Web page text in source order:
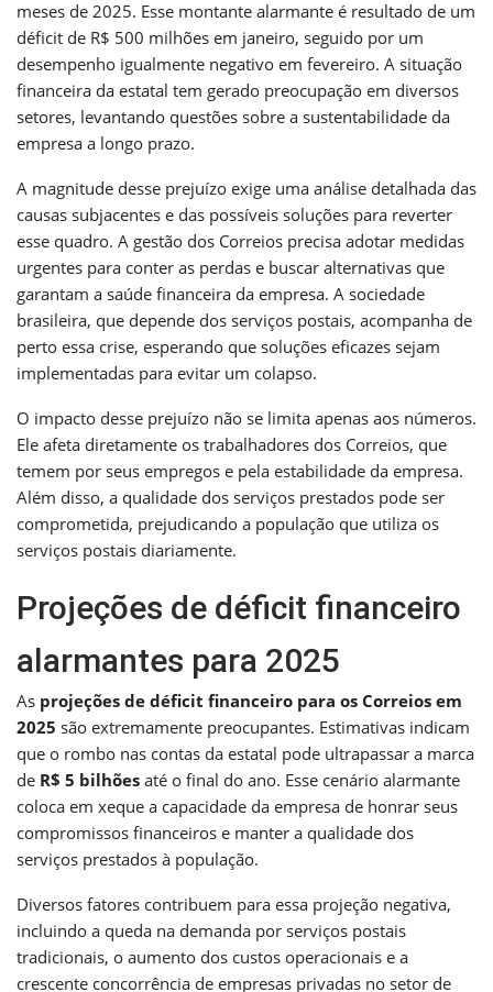
meses de 2025. Esse montante alarmante é resultado de um
déficit de R$ 500 milhões em janeiro, seguido por um
desempenho igualmente negativo em fevereiro. A situação
financeira da estatal tem gerado preocupação em diversos
setores, levantando questões sobre a sustentabilidade da
empresa a longo prazo.
A magnitude desse prejuízo exige uma análise detalhada das
causas subjacentes e das possíveis soluções para reverter
esse quadro. A gestão dos Correios precisa adotar medidas
urgentes para conter as perdas e buscar alternativas que
garantam a saúde financeira da empresa. A sociedade
brasileira, que depende dos serviços postais, acompanha de
perto essa crise, esperando que soluções eficazes sejam
implementadas para evitar um colapso.
O impacto desse prejuízo não se limita apenas aos números.
Ele afeta diretamente os trabalhadores dos Correios, que
temem por seus empregos e pela estabilidade da empresa.
Além disso, a qualidade dos serviços prestados pode ser
comprometida, prejudicando a população que utiliza os
serviços postais diariamente.
Projeções de déficit financeiro
alarmantes para 2025
As projeções de déficit financeiro para os Correios em
2025 são extremamente preocupantes. Estimativas indicam
que o rombo nas contas da estatal pode ultrapassar a marca
de R$ 5 bilhões até o final do ano. Esse cenário alarmante
coloca em xeque a capacidade da empresa de honrar seus
compromissos financeiros e manter a qualidade dos
serviços prestados à população.
Diversos fatores contribuem para essa projeção negativa,
incluindo a queda na demanda por serviços postais
tradicionais, o aumento dos custos operacionais e a
crescente concorrência de empresas privadas no setor de